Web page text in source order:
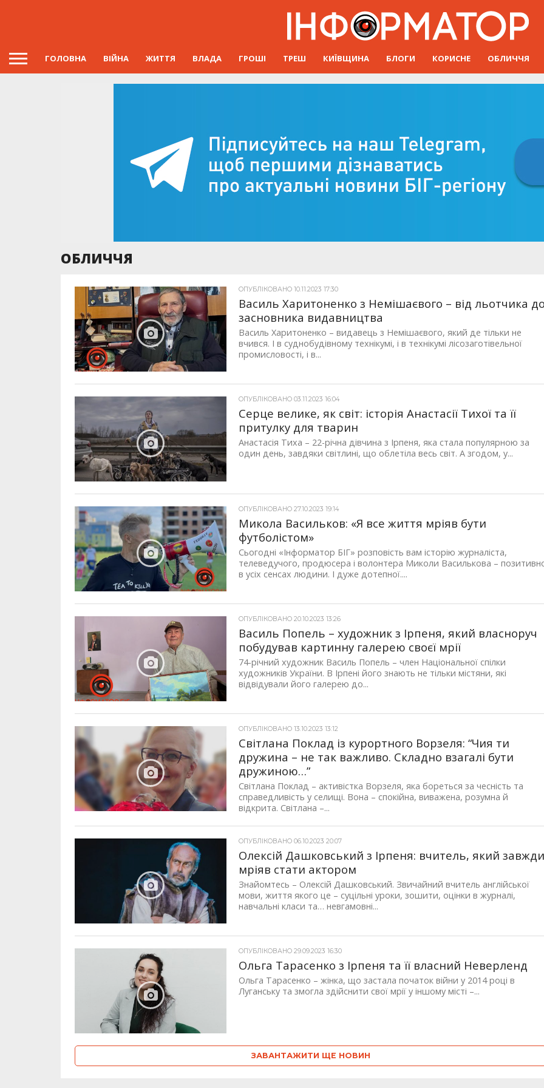
ГОЛОВНА ВІЙНА ЖИТТЯ ВЛАДА ГРОШІ ТРЕШ КИЇВЩИНА БЛОГИ КОРИСНЕ ОБЛИЧЧЯ
ОБЛИЧЧЯ
ОПУБЛІКОВАНО 10.11.2023 17:30
Василь Харитоненко з Немішаєвого – від льотчика
засновника видавництва
Василь Харитоненко – видавець з Немішаєвого, який де тільки не
вчився. І в суднобудівному технікумі, і в технікумі лісозаготівельної
промисловості, і в...
ОПУБЛІКОВАНО 03.11.2023 16:04
Серце велике, як світ: історія Анастасії Тихої та її
притулку для тварин
Анастасія Тиха – 22-річна дівчина з Ірпеня, яка стала популярною за
один день, завдяки світлині, що облетіла весь світ. А згодом, у...
ОПУБЛІКОВАНО 27.10.2023 19:14
Микола Васильков: «Я все життя мріяв бути
футболістом»
Сьогодні «Інформатор БІГ» розповість вам історію журналіста,
телеведучого, продюсера і волонтера Миколи Василькова –
в усіх сенсах людини. І дуже дотепної....
ОПУБЛІКОВАНО 20.10.2023 13:26
Василь Попель – художник з Ірпеня, який власноруч
побудував картинну галерею своєї мрії
74-річний художник Василь Попель – член Національної спілки
художників України. В Ірпені його знають не тільки містяни, які
відвідували його галерею до...
ОПУБЛІКОВАНО 13.10.2023 13:12
Світлана Поклад із курортного Ворзеля: “Чия ти
дружина – не так важливо. Складно взагалі бути
дружиною…”
Світлана Поклад – активістка Ворзеля, яка бореться за чесність та
справедливість у селищі. Вона – спокійна, виважена, розумна й
відкрита. Світлана –...
ОПУБЛІКОВАНО 06.10.2023 20:07
Олексій Дашковський з Ірпеня: вчитель, який
мріяв стати актором
Знайомтесь – Олексій Дашковський. Звичайний вчитель англійської
мови, життя якого це – суцільні уроки, зошити, оцінки в журналі,
навчальні класи та… невгамовні...
ОПУБЛІКОВАНО 29.09.2023 16:30
Ольга Тарасенко з Ірпеня та її власний Неверленд
Ольга Тарасенко – жінка, що застала початок війни у 2014 році в
Луганську та змогла здійснити свої мрії у іншому місті –...
ЗАВАНТАЖИТИ ЩЕ НОВИН